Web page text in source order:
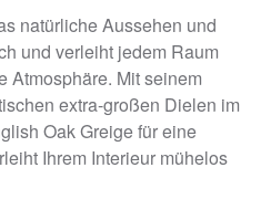
natürliche Aussehen und
und verleiht jedem Raum
Atmosphäre. Mit seinem
extra-großen Dielen im
Oak Greige für eine
Ihrem Interieur mühelos